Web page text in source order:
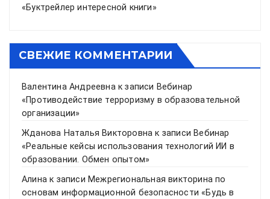
«Буктрейлер интересной книги»
СВЕЖИЕ КОММЕНТАРИИ
Валентина Андреевнак записи Вебинар
«Противодействие терроризму в образовательной
организации»
Жданова Наталья Викторовна к записи Вебинар
«Реальные кейсы использования технологий ИИ в
образовании. Обмен опытом»
Алина к записи Межрегиональная викторина по
основам информационной безопасности «Будь в